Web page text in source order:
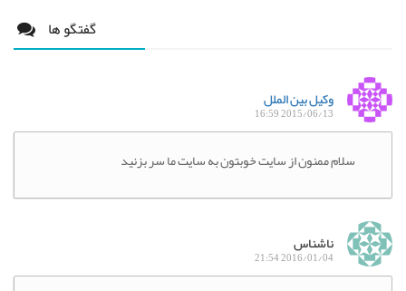
گفتگو ها
وکیل بین الملل
2015/06/13 16:59
سلام ممنون از سایت خوبتون به سایت ما سر بزنید
ناشناس
2016/01/04 21:54